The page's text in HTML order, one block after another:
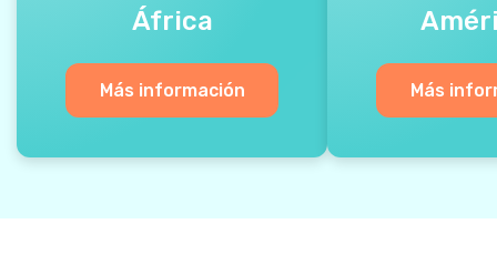
África
Más información Más